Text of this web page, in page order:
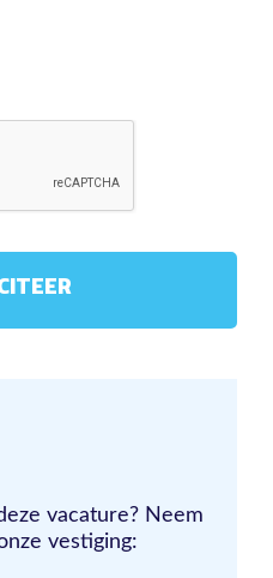
vacature? Neem
vestiging: